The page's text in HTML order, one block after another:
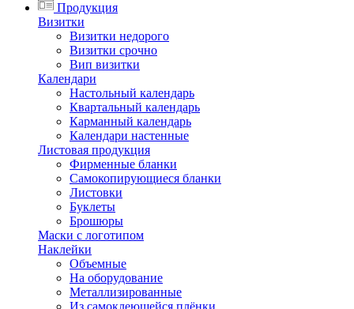
Продукция
Визитки
Визитки недорого
Визитки срочно
Вип визитки
Календари
Настольный календарь
Квартальный календарь
Карманный календарь
Календари настенные
Листовая продукция
Фирменные бланки
Самокопирующиеся бланки
Листовки
Буклеты
Брошюры
Маски с логотипом
Наклейки
Объемные
На оборудование
Металлизированные
Из самоклеющейся плёнки